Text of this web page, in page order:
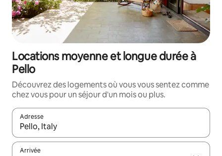
Locations moyenne et longue durée à
Pello
Découvrez des logements où vous vous sentez comme
chez vous pour un séjour d'un mois ou plus.
Adresse
Lorsque les résultats s'affichent, utilisez les flèches vers le
Arrivée